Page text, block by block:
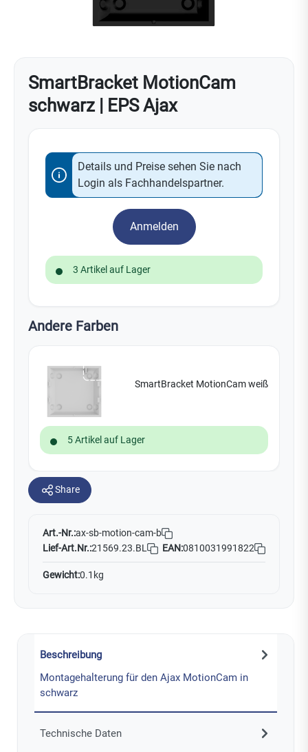
SmartBracket MotionCam
schwarz | EPS Ajax
Details und Preise sehen Sie nach
Login als Fachhandelspartner.
Anmelden
3 Artikel auf Lager
Andere Farben
SmartBracket MotionCam weiß
5 Artikel auf Lager
Share
Art.-Nr.:ax-sb-motion-cam-b
Lief-Art.Nr.:21569.23.BL EAN:0810031991822
Gewicht:0.1kg
Beschreibung
Montagehalterung für den Ajax MotionCam in
schwarz
Technische Daten